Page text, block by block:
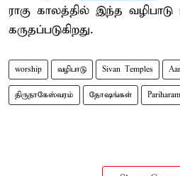
ராகு காலத்தில் இந்த
கருதப்படுகிறது.
worship வழிபாடு Sivan Temples
திருநாகேஸ்வரம் தோஷங்கள் Pariharam